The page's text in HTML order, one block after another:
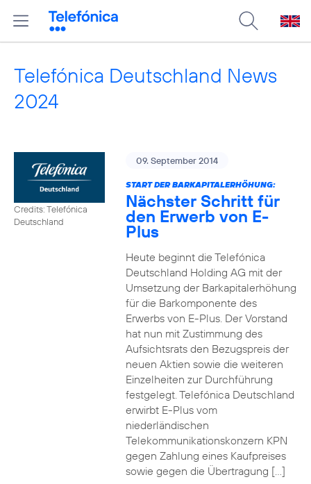
Telefónica Deutschland News
2024
Credits: Telefónica
Deutschland
09. September 2014
START DER BARKAPITALERHÖHUNG:
Nächster Schritt für
den Erwerb von E-
Plus
Heute beginnt die Telefónica
Deutschland Holding AG mit der
Umsetzung der Barkapitalerhöhung
für die Barkomponente des
Erwerbs von E-Plus. Der Vorstand
hat nun mit Zustimmung des
Aufsichtsrats den Bezugspreis der
neuen Aktien sowie die weiteren
Einzelheiten zur Durchführung
festgelegt. Telefónica Deutschland
erwirbt E-Plus vom
niederländischen
Telekommunikationskonzern KPN
gegen Zahlung eines Kaufpreises
sowie gegen die Übertragung […]